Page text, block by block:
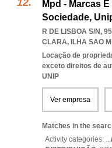
Mpd - Marcas
Sociedade,
R DE LISBOA S/N,
CLARA, ILHA SAO
Locação de
exceto direitos de
UNIP
Ver empresa
Matches in the
Activity categories: ...